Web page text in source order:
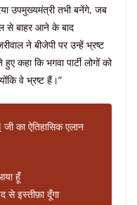
उपमुख्यमंत्री तभी बनेंगे, जब
से बाहर आने के बाद
ने बीजेपी पर उन्हें भ्रष्ट
कहा कि भगवा पार्टी लोगों को
वे भ्रष्ट हैं।”
जी का ऐतिहासिक एलान
हूँ
से इस्तीफ़ा दूँगा